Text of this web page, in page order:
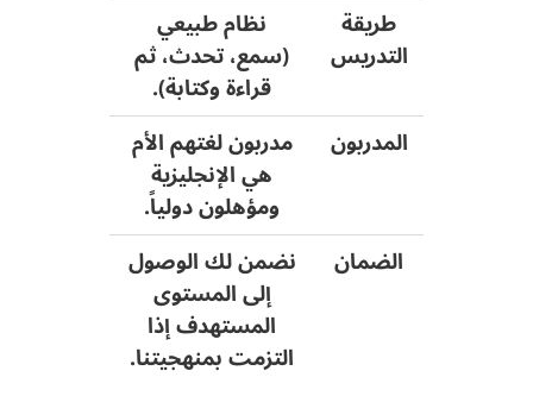
طريقة
التدريس
نظام طبيعي
(سمع، تحدث، ثم
قراءة وكتابة).
المدربون
مدربون لغتهم الأم
هي الإنجليزية
ومؤهلون دولياً.
الضمان
نضمن لك الوصول
إلى المستوى
المستهدف إذا
التزمت بمنهجيتنا.